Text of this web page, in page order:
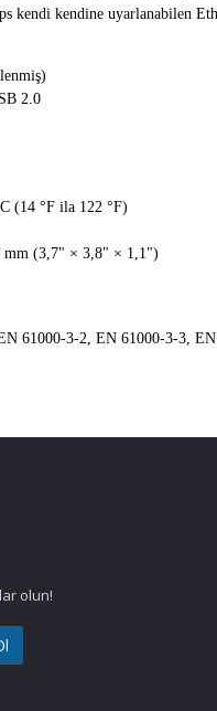
kendi kendine uyarlanabilen
2.0
(14 °F ila 122 °F)
mm (3,7" × 3,8" × 1,1")
61000-3-2, EN 61000-3-3,
olun!